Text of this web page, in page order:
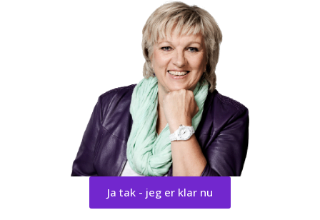
Ja tak - jeg er klar nu